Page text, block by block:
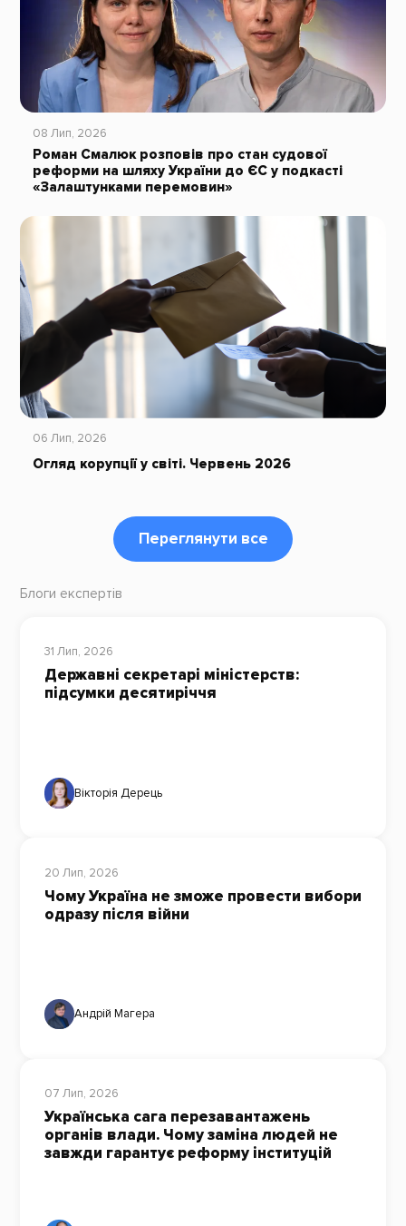
08 Лип, 2026
Роман Смалюк розповів про стан судової
реформи на шляху України до ЄС у подкасті
«Залаштунками перемовин»
06 Лип, 2026
Огляд корупції у світі. Червень 2026
Переглянути все
Блоги експертів
31 Лип, 2026
Державні секретарі міністерств:
підсумки десятиріччя
Вікторія Дерець
20 Лип, 2026
Чому Україна не зможе провести вибори
одразу після війни
Андрій Магера
07 Лип, 2026
Українська сага перезавантажень
органів влади. Чому заміна людей не
завжди гарантує реформу інституцій